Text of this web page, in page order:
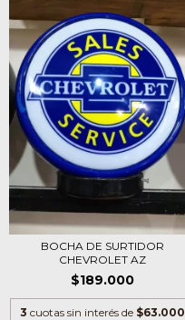
BOCHA DE SURTIDOR
CHEVROLET AZ
$189.000
3 cuotas sin interés de $63.000